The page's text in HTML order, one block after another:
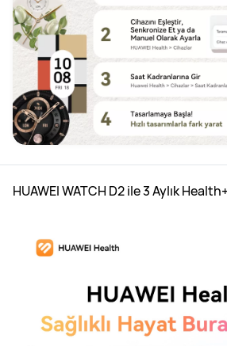
HUAWEI WATCH D2 ile 3 Aylık